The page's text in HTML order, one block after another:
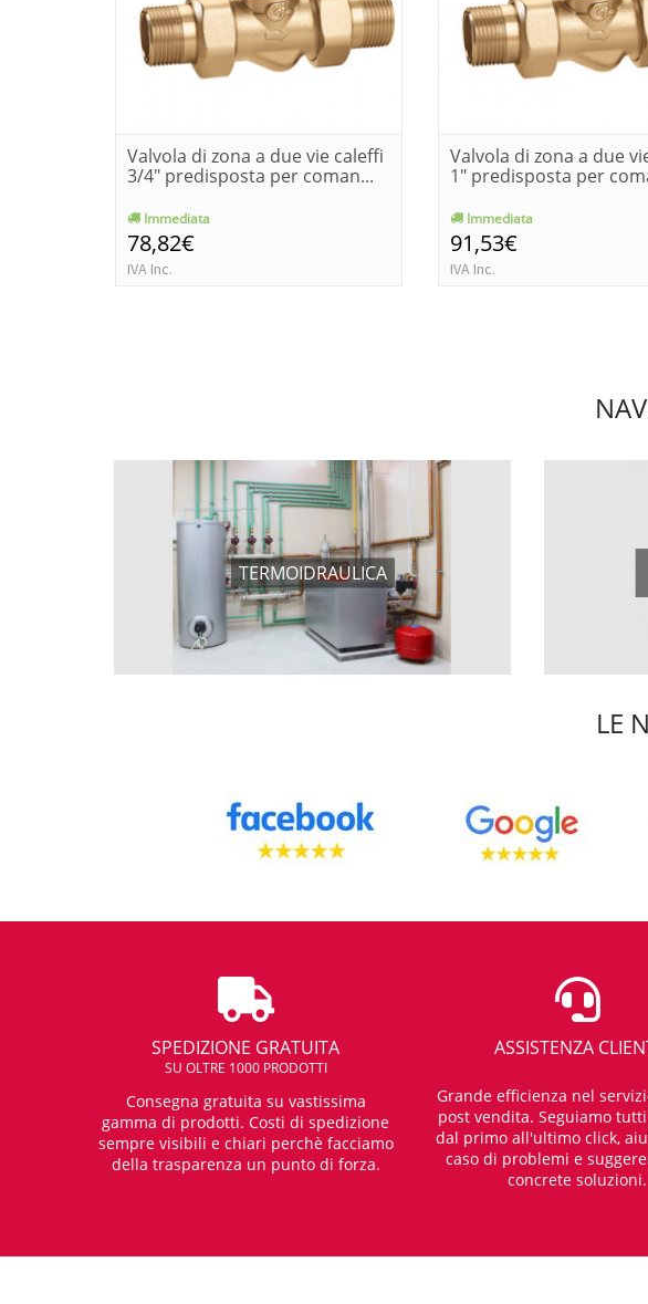
Valvola di zona a due vie caleffi
3/4" predisposta per coman...
Immediata
78,82€
IVA Inc.
Valvola di zona a due
1" predisposta per
Immediata
91,53€
IVA Inc.
TERMOIDRAULICA
LE
SPEDIZIONE GRATUITA
SU OLTRE 1000 PRODOTTI
Consegna gratuita su vastissima
gamma di prodotti. Costi di spedizione
sempre visibili e chiari perchè facciamo
della trasparenza un punto di forza.
ASSISTENZA
Grande efficienza nel
post vendita. Seguiamo
dal primo all'ultimo click,
caso di problemi e
concrete soluzioni.